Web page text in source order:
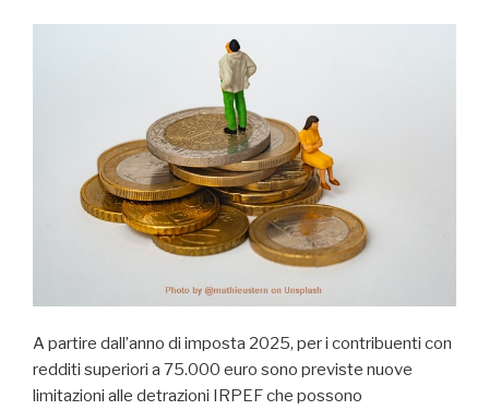
A partire dall’anno di imposta 2025, per i contribuenti con
redditi superiori a 75.000 euro sono previste nuove
limitazioni alle detrazioni IRPEF che possono